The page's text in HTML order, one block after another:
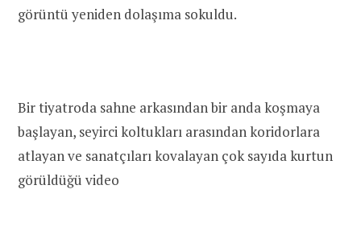
görüntü yeniden dolaşıma sokuldu.
Bir tiyatroda sahne arkasından bir anda koşmaya
başlayan, seyirci koltukları arasından koridorlara
atlayan ve sanatçıları kovalayan çok sayıda kurtun
görüldüğü video